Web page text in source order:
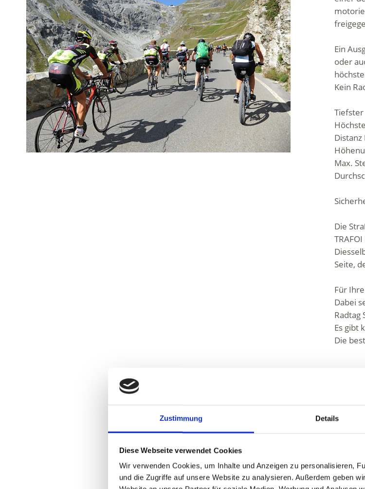
Zustimmung Details
Diese Webseite verwendet Cookies
Wir verwenden Cookies, um Inhalte und Anzeigen zu personalisieren,
und die Zugriffe auf unsere Website zu analysieren. Außerdem geben
Ein
oder
Kein
Tiefster
Distanz
Max.
Die
Seite,
Für
Dabei
Radtag
Es gibt
Die
https://